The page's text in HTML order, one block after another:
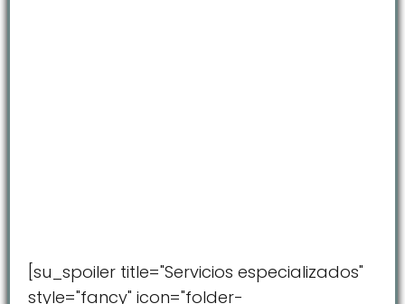
[su_spoiler title="Servicios especializados"
style="fancy" icon="folder-